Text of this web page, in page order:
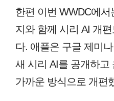
한편 이번 WWDC에서
지와 함께 시리 AI 개
다. 애플은 구글 제미
새 시리 AI를 공개하고
가까운 방식으로 개편